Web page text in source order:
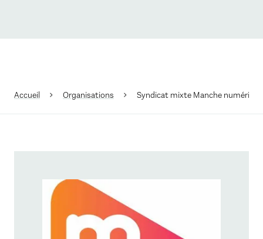
Accueil Organisations Syndicat mixte Manche numérique